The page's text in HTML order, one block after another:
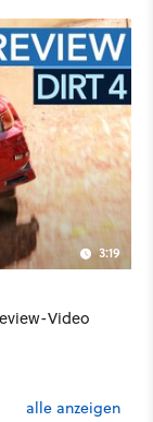
3:19
Video
alle anzeigen